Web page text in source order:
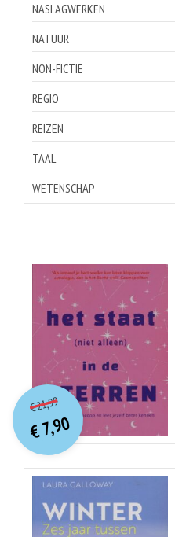
NASLAGWERKEN
NATUUR
NON-FICTIE
REGIO
REIZEN
TAAL
WETENSCHAP
€21,99O
orspr
onkelijke
prijs
was:
€ 21,99.
€7,90
Huidige
prijs
is:
€ 7,90.